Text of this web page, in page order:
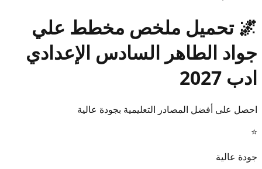
🌌 تحميل ملخص مخطط علي
جواد الطاهر السادس الإعدادي
ادب 2027
احصل على أفضل المصادر التعليمية بجودة عالية
⭐
جودة عالية